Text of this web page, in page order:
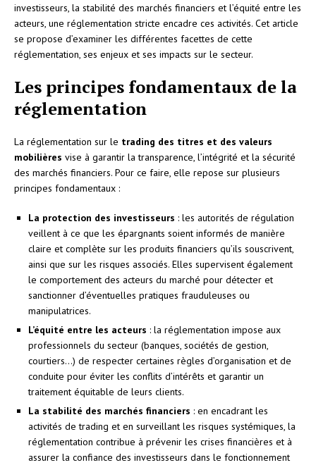
investisseurs, la stabilité des marchés financiers et l’équité entre les
acteurs, une réglementation stricte encadre ces activités. Cet article
se propose d’examiner les différentes facettes de cette
réglementation, ses enjeux et ses impacts sur le secteur.
Les principes fondamentaux de la
réglementation
La réglementation sur le trading des titres et des valeurs
mobilières vise à garantir la transparence, l’intégrité et la sécurité
des marchés financiers. Pour ce faire, elle repose sur plusieurs
principes fondamentaux :
La protection des investisseurs : les autorités de régulation
veillent à ce que les épargnants soient informés de manière
claire et complète sur les produits financiers qu’ils souscrivent,
ainsi que sur les risques associés. Elles supervisent également
le comportement des acteurs du marché pour détecter et
sanctionner d’éventuelles pratiques frauduleuses ou
manipulatrices.
L’équité entre les acteurs : la réglementation impose aux
professionnels du secteur (banques, sociétés de gestion,
courtiers…) de respecter certaines règles d’organisation et de
conduite pour éviter les conflits d’intérêts et garantir un
traitement équitable de leurs clients.
La stabilité des marchés financiers : en encadrant les
activités de trading et en surveillant les risques systémiques, la
réglementation contribue à prévenir les crises financières et à
assurer la confiance des investisseurs dans le fonctionnement